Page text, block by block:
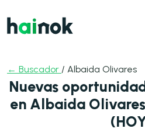
← Buscador / Albaida Olivares
Nuevas
en Albaida